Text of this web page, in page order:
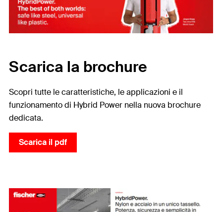
Scarica la brochure
Scopri tutte le caratteristiche, le applicazioni e il
funzionamento di Hybrid Power nella nuova brochure
dedicata.
Scarica il pdf